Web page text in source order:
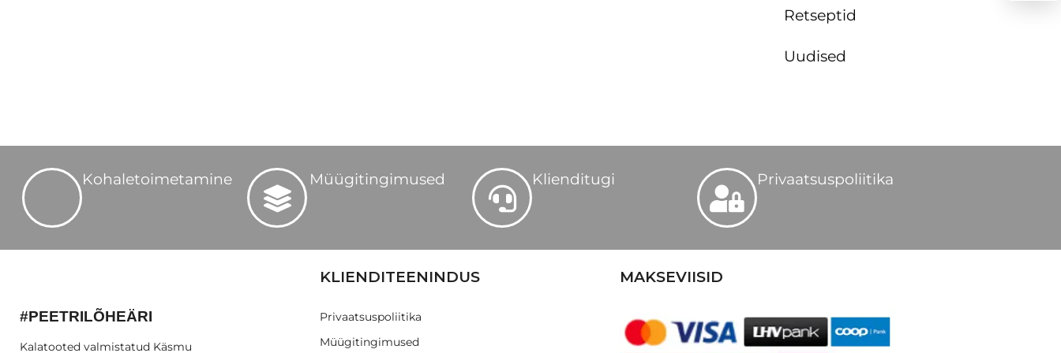
Retseptid
Uudised
Kohaletoimetamine Müügitingimused Klienditugi Privaatsuspoliitika
#PEETRILÕHEÄRI
Kalatooted valmistatud Käsmu
KLIENDITEENINDUS
Privaatsuspoliitika
Müügitingimused
MAKSEVIISID